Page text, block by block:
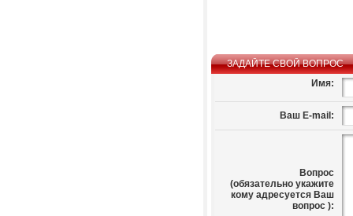
ЗАДАЙТЕ СВОЙ ВОПРОС
Имя:
Ваш E-mail:
Вопрос
(обязательно укажите
кому адресуется Ваш
вопрос ):